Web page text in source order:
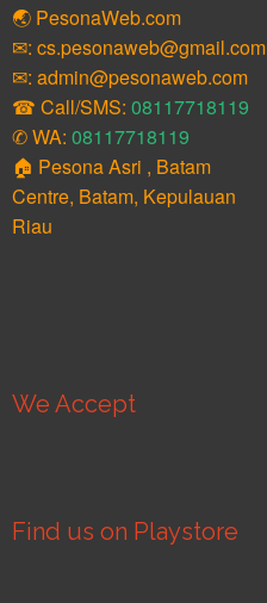
🌏 PesonaWeb.com
✉: cs.pesonaweb@gmail.com
✉: admin@pesonaweb.com
☎ Call/SMS: 08117718119
✆ WA: 08117718119
🏠 Pesona Asri , Batam
Centre, Batam, Kepulauan
Riau
We Accept
Find us on Playstore